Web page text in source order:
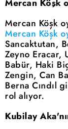
Mercan Köşk
Mercan Köşk
Mercan Köşk
Sancaktutan,
Zeyno Eracar,
Babür, Haki
Zengin, Can
Berna Cındıl
rol alıyor.
Kubilay